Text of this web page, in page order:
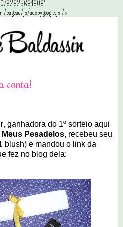
pagead/js/adsbygoogle.js'/>
conta!
, ganhadora do 1º sorteio aqui
Pesadelos, recebeu seu
blush) e mandou o link da
fez no blog dela: